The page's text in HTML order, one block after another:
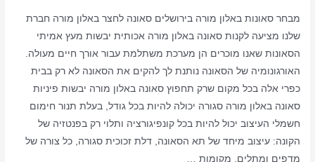
מבחר סאונות באלון מורה בירושלים סאונה לחצר באלון מורה חברת
שלנו מציעה לקנות סאונה באלון מורה אכותית יבשות מעץ אמיתי
הסאונות שאנו מוכרים הן מערכת משתלמת עבור אורך חיים מעולה.
האורגונומיה של הסאונה נותנת לך להקים את הסאונה לא רק בבית
כפרי אלה בכל מקום שרק תחפוץ סאונה באלון מורה יבשות פיניות
סאונה באלון מורה סגורה יכולה להיות בכל גודל, בעלת תנור חימום
חשמלי העיצוב יכול להיות בכל קונפיגורציה ותלוי רק בפנטזיה של
הקונה: עיצוב מיחד של תא הסאונה, דלת זכוכית סגורה, כל צורה של
מדפים ומתלים, מקומות …